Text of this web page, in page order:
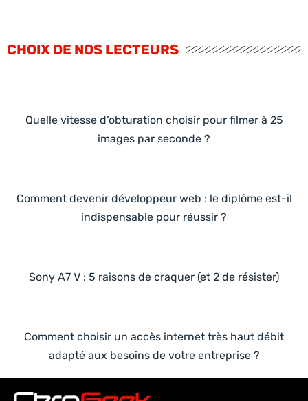
CHOIX DE NOS LECTEURS
Quelle vitesse d’obturation choisir pour filmer à 25
images par seconde ?
Comment devenir développeur web : le diplôme est-il
indispensable pour réussir ?
Sony A7 V : 5 raisons de craquer (et 2 de résister)
Comment choisir un accès internet très haut débit
adapté aux besoins de votre entreprise ?